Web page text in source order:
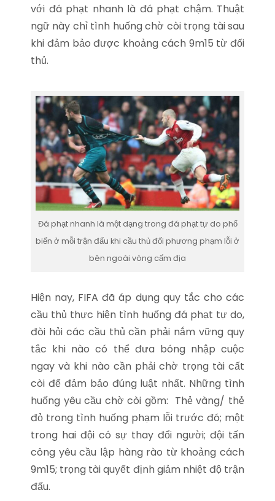
với đá phạt nhanh là đá phạt chậm. Thuật
ngữ này chỉ tình huống chờ còi trọng tài sau
khi đảm bảo được khoảng cách 9m15 từ đối
thủ.
Đá phạt nhanh là một dạng trong đá phạt tự do phổ
biến ở mỗi trận đấu khi cầu thủ đối phương phạm lỗi ở
bên ngoài vòng cấm địa
Hiện nay, FIFA đã áp dụng quy tắc cho các
cầu thủ thực hiện tình huống đá phạt tự do,
đòi hỏi các cầu thủ cần phải nắm vững quy
tắc khi nào có thể đưa bóng nhập cuộc
ngay và khi nào cần phải chờ trọng tài cất
còi để đảm bảo đúng luật nhất. Những tình
huống yêu cầu chờ còi gồm: Thẻ vàng/ thẻ
đỏ trong tình huống phạm lỗi trước đó; một
trong hai đội có sự thay đổi người; đội tấn
công yêu cầu lập hàng rào từ khoảng cách
9m15; trọng tài quyết định giảm nhiệt độ trận
đấu.